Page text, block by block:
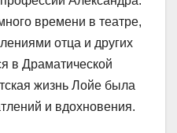
времени в театре,
отца и других
в Драматической
жизнь Лойе была
и вдохновения.